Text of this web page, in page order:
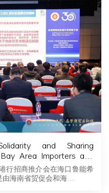
and Sharing
Area Importers and
New Opportunities in
Businessmen to
Hainan!
行招商推介会在海口鲁能希
由海南省贸促会和海…